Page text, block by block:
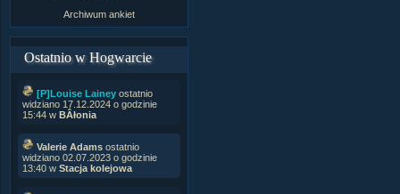
Archiwum ankiet
Ostatnio w Hogwarcie
[P]Louise Lainey ostatnio
widziano 17.12.2024 o godzinie
15:44 w BÂłonia
Valerie Adams ostatnio
widziano 02.07.2023 o godzinie
13:40 w Stacja kolejowa